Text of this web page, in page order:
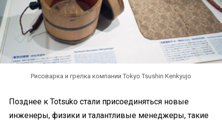
Рисоварка и грелка компании Tokyo Tsushin Kenkyujo
Позднее к Totsuko стали присоединяться новые
инженеры, физики и талантливые менеджеры, такие